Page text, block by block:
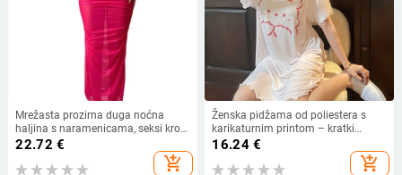
Mrežasta prozirna duga noćna
haljina s naramenicama, seksi kroj,
za kućnu upotrebu
22.72 €
add_shopping_cart
Ženska pidžama od poliestera s
karikaturnim printom – kratki
rukavi, okrugli ovratnik, slobodan
16.24€
add_shopping_cart